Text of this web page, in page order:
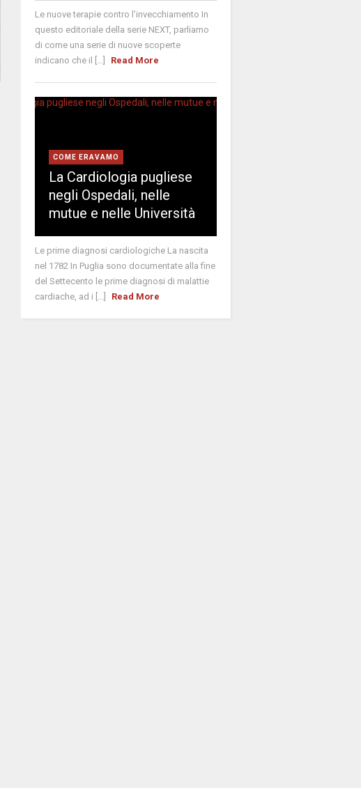
Le nuove terapie contro l’invecchiamento In
questo editoriale della serie NEXT, parliamo
di come una serie di nuove scoperte
indicano che il [...]
Read More
COME ERAVAMO
La Cardiologia pugliese
negli Ospedali, nelle
mutue e nelle Università
Le prime diagnosi cardiologiche La nascita
nel 1782 In Puglia sono documentate alla fine
del Settecento le prime diagnosi di malattie
cardiache, ad i [...]
Read More